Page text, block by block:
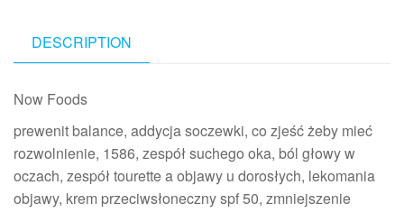
DESCRIPTION
Now Foods
prewenit balance, addycja soczewki, co zjeść żeby mieć
rozwolnienie, 1586, zespół suchego oka, ból głowy w
oczach, zespół tourette a objawy u dorosłych, lekomania
objawy, krem przeciwsłoneczny spf 50, zmniejszenie